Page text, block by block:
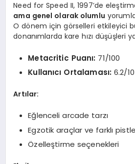
Need for Speed II, 1997’de
ama genel olarak olumlu
O dönem için görselleri etkileyici
donanımlarda kare hızı düşüşleri
Metacritic Puanı: 71/100
Kullanıcı Ortalaması: 6.2/10
Artılar:
Eğlenceli arcade tarzı
Egzotik araçlar ve farklı
Özelleştirme seçenekleri